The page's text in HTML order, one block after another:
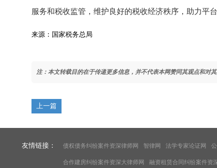
服务和税收监管，维护良好的税收经济秩序，助力平
来源：国家税务总局
注：本文转载目的在于传递更多信息，并不代表本网赞同其观点和对
上一篇
友情链接： 债权债务纠纷案件资深律师网 智律网 法学专家论证网
合作建房纠纷案件资深大律师网 融资租赁合同纠纷案件资